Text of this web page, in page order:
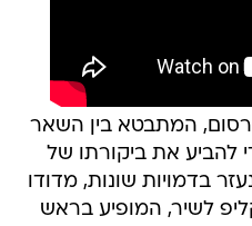
המתבטא בין השאר
להביע את ביקורתו של
בדמויות שונות, מדודו
לשיר, המופיע בראש